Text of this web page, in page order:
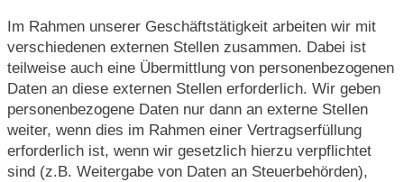
Im Rahmen unserer Geschäftstätigkeit arbeiten wir mit
verschiedenen externen Stellen zusammen. Dabei ist
teilweise auch eine Übermittlung von personenbezogenen
Daten an diese externen Stellen erforderlich. Wir geben
personenbezogene Daten nur dann an externe Stellen
weiter, wenn dies im Rahmen einer Vertragserfüllung
erforderlich ist, wenn wir gesetzlich hierzu verpflichtet
sind (z.B. Weitergabe von Daten an Steuerbehörden),